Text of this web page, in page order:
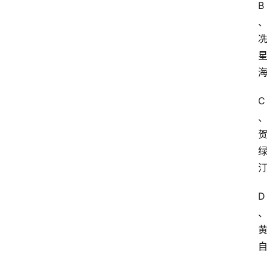
B
、
冼
星
海
C
、
贺
绿
汀
D
、
黄
自